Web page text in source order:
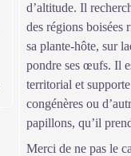
d’altitude. Il
des régions boisées
sa plante-hôte, sur
pondre ses œufs. Il
territorial et
congénères ou
papillons, qu’il
Merci de ne pas le